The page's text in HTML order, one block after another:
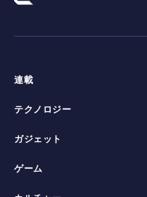
連載
テクノロジー
ガジェット
ゲーム